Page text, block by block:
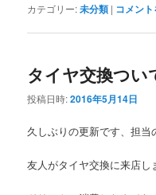
カテゴリー:未分類 | コメン
タイヤ交換つい
投稿日時:2016年5月14日
久しぶりの更新です、担当
友人がタイヤ交換に来店し